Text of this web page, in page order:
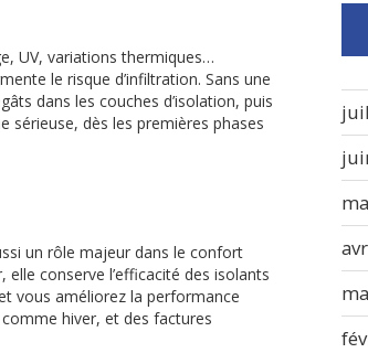
UV, variations thermiques…
le risque d’infiltration. Sans une
dans les couches d’isolation, puis
sérieuse, dès les premières phases
un rôle majeur dans le confort
elle conserve l’efficacité des isolants
vous améliorez la performance
hiver, et des factures